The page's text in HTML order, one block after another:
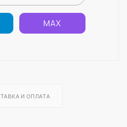
MAX
И ОПЛАТА